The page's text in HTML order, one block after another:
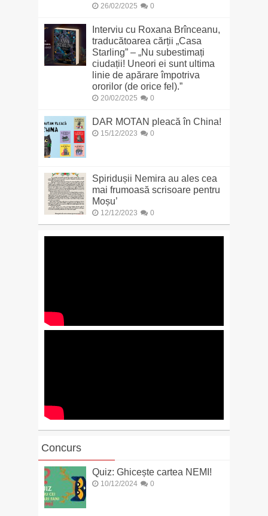
26/02/2025 0
Interviu cu Roxana Brînceanu,
traducătoarea cărții „Casa
Starling” – „Nu subestimați
ciudații! Uneori ei sunt ultima
linie de apărare împotriva
ororilor (de orice fel).”
20/02/2025 0
DAR MOTAN pleacă în China!
15/12/2023 0
Spiridușii Nemira au ales cea
mai frumoasă scrisoare pentru
Moșu’
12/12/2023 0
Concurs
Quiz: Ghicește cartea NEMI!
10/12/2024 0